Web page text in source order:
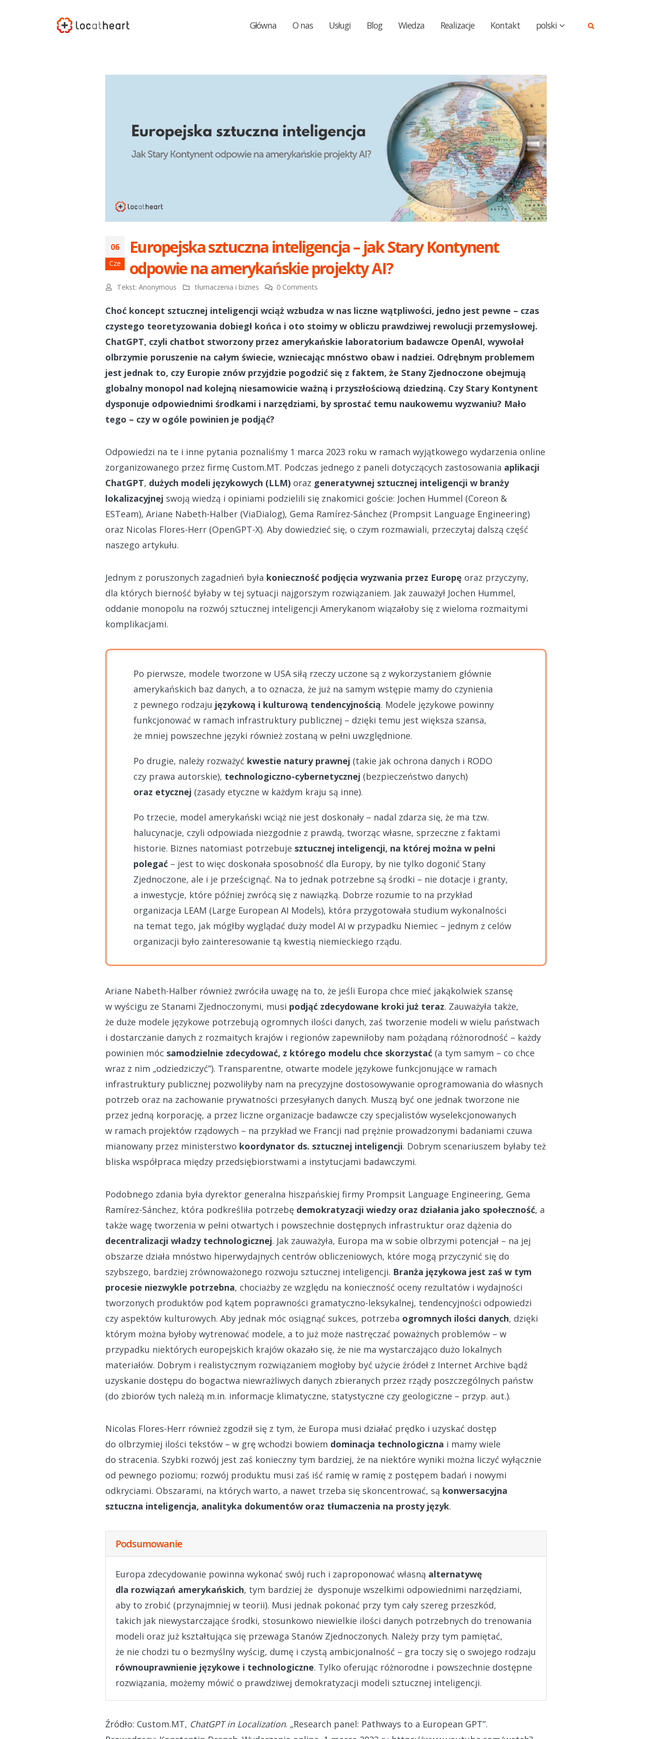
Główna O nas Usługi Blog Wiedza Realizacje Kontakt polski
06
Cze
Europejska sztuczna inteligencja – jak Stary Kontynent
odpowie na amerykańskie projekty AI?
Tekst:Anonymous tłumaczenia i biznes 0 Comments
Choć koncept sztucznej inteligencji wciąż wzbudza w nas liczne wątpliwości, jedno jest pewne – czas
czystego teoretyzowania dobiegł końca i oto stoimy w obliczu prawdziwej rewolucji przemysłowej.
ChatGPT, czyli chatbot stworzony przez amerykańskie laboratorium badawcze OpenAI, wywołał
olbrzymie poruszenie na całym świecie, wzniecając mnóstwo obaw i nadziei. Odrębnym problemem
jest jednak to, czy Europie znów przyjdzie pogodzić się z faktem, że Stany Zjednoczone obejmują
globalny monopol nad kolejną niesamowicie ważną i przyszłościową dziedziną. Czy Stary Kontynent
dysponuje odpowiednimi środkami i narzędziami, by sprostać temu naukowemu wyzwaniu? Mało
tego – czy w ogóle powinien je podjąć?
Odpowiedzi na te i inne pytania poznaliśmy 1 marca 2023 roku w ramach wyjątkowego wydarzenia online
zorganizowanego przez firmę Custom.MT. Podczas jednego z paneli dotyczących zastosowania aplikacji
ChatGPT, dużych modeli językowych (LLM) oraz generatywnej sztucznej inteligencji w branży
lokalizacyjnej swoją wiedzą i opiniami podzielili się znakomici goście: Jochen Hummel (Coreon &
ESTeam), Ariane Nabeth-Halber (ViaDialog), Gema Ramírez-Sánchez (Prompsit Language Engineering)
oraz Nicolas Flores-Herr (OpenGPT-X). Aby dowiedzieć się, o czym rozmawiali, przeczytaj dalszą część
naszego artykułu.
Jednym z poruszonych zagadnień była konieczność podjęcia wyzwania przez Europę oraz przyczyny,
dla których bierność byłaby w tej sytuacji najgorszym rozwiązaniem. Jak zauważył Jochen Hummel,
oddanie monopolu na rozwój sztucznej inteligencji Amerykanom wiązałoby się z wieloma rozmaitymi
komplikacjami.
Po pierwsze, modele tworzone w USA siłą rzeczy uczone są z wykorzystaniem głównie
amerykańskich baz danych, a to oznacza, że już na samym wstępie mamy do czynienia
z pewnego rodzaju językową i kulturową tendencyjnością. Modele językowe powinny
funkcjonować w ramach infrastruktury publicznej – dzięki temu jest większa szansa,
że mniej powszechne języki również zostaną w pełni uwzględnione.
Po drugie, należy rozważyć kwestie natury prawnej (takie jak ochrona danych i RODO
czy prawa autorskie), technologiczno-cybernetycznej (bezpieczeństwo danych)
oraz etycznej (zasady etyczne w każdym kraju są inne).
Po trzecie, model amerykański wciąż nie jest doskonały – nadal zdarza się, że ma tzw.
halucynacje, czyli odpowiada niezgodnie z prawdą, tworząc własne, sprzeczne z faktami
historie. Biznes natomiast potrzebuje sztucznej inteligencji, na której można w pełni
polegać – jest to więc doskonała sposobność dla Europy, by nie tylko dogonić Stany
Zjednoczone, ale i je prześcignąć. Na to jednak potrzebne są środki – nie dotacje i granty,
a inwestycje, które później zwrócą się z nawiązką. Dobrze rozumie to na przykład
organizacja LEAM (Large European AI Models), która przygotowała studium wykonalności
na temat tego, jak mógłby wyglądać duży model AI w przypadku Niemiec – jednym z celów
organizacji było zainteresowanie tą kwestią niemieckiego rządu.
Ariane Nabeth-Halber również zwróciła uwagę na to, że jeśli Europa chce mieć jakąkolwiek szansę
w wyścigu ze Stanami Zjednoczonymi, musi podjąć zdecydowane kroki już teraz. Zauważyła także,
że duże modele językowe potrzebują ogromnych ilości danych, zaś tworzenie modeli w wielu państwach
i dostarczanie danych z rozmaitych krajów i regionów zapewniłoby nam pożądaną różnorodność – każdy
powinien móc samodzielnie zdecydować, z którego modelu chce skorzystać (a tym samym – co chce
wraz z nim „odziedziczyć”). Transparentne, otwarte modele językowe funkcjonujące w ramach
infrastruktury publicznej pozwoliłyby nam na precyzyjne dostosowywanie oprogramowania do własnych
potrzeb oraz na zachowanie prywatności przesyłanych danych. Muszą być one jednak tworzone nie
przez jedną korporację, a przez liczne organizacje badawcze czy specjalistów wyselekcjonowanych
w ramach projektów rządowych – na przykład we Francji nad prężnie prowadzonymi badaniami czuwa
mianowany przez ministerstwo koordynator ds. sztucznej inteligencji. Dobrym scenariuszem byłaby też
bliska współpraca między przedsiębiorstwami a instytucjami badawczymi.
Podobnego zdania była dyrektor generalna hiszpańskiej firmy Prompsit Language Engineering, Gema
Ramírez-Sánchez, która podkreśliła potrzebę demokratyzacji wiedzy oraz działania jako społeczność, a
także wagę tworzenia w pełni otwartych i powszechnie dostępnych infrastruktur oraz dążenia do
decentralizacji władzy technologicznej. Jak zauważyła, Europa ma w sobie olbrzymi potencjał – na jej
obszarze działa mnóstwo hiperwydajnych centrów obliczeniowych, które mogą przyczynić się do
szybszego, bardziej zrównoważonego rozwoju sztucznej inteligencji. Branża językowa jest zaś w tym
procesie niezwykle potrzebna, chociażby ze względu na konieczność oceny rezultatów i wydajności
tworzonych produktów pod kątem poprawności gramatyczno-leksykalnej, tendencyjności odpowiedzi
czy aspektów kulturowych. Aby jednak móc osiągnąć sukces, potrzeba ogromnych ilości danych, dzięki
którym można byłoby wytrenować modele, a to już może nastręczać poważnych problemów – w
przypadku niektórych europejskich krajów okazało się, że nie ma wystarczająco dużo lokalnych
materiałów. Dobrym i realistycznym rozwiązaniem mogłoby być użycie źródeł z Internet Archive bądź
uzyskanie dostępu do bogactwa niewrażliwych danych zbieranych przez rządy poszczególnych państw
(do zbiorów tych należą m.in. informacje klimatyczne, statystyczne czy geologiczne – przyp. aut.).
Nicolas Flores-Herr również zgodził się z tym, że Europa musi działać prędko i uzyskać dostęp
do olbrzymiej ilości tekstów – w grę wchodzi bowiem dominacja technologiczna i mamy wiele
do stracenia. Szybki rozwój jest zaś konieczny tym bardziej, że na niektóre wyniki można liczyć wyłącznie
od pewnego poziomu; rozwój produktu musi zaś iść ramię w ramię z postępem badań i nowymi
odkryciami. Obszarami, na których warto, a nawet trzeba się skoncentrować, są konwersacyjna
sztuczna inteligencja, analityka dokumentów oraz tłumaczenia na prosty język.
Podsumowanie
Europa zdecydowanie powinna wykonać swój ruch i zaproponować własną alternatywę
dla rozwiązań amerykańskich, tym bardziej że dysponuje wszelkimi odpowiednimi narzędziami,
aby to zrobić (przynajmniej w teorii). Musi jednak pokonać przy tym cały szereg przeszkód,
takich jak niewystarczające środki, stosunkowo niewielkie ilości danych potrzebnych do trenowania
modeli oraz już kształtująca się przewaga Stanów Zjednoczonych. Należy przy tym pamiętać,
że nie chodzi tu o bezmyślny wyścig, dumę i czystą ambicjonalność – gra toczy się o swojego rodzaju
równouprawnienie językowe i technologiczne. Tylko oferując różnorodne i powszechnie dostępne
rozwiązania, możemy mówić o prawdziwej demokratyzacji modeli sztucznej inteligencji.
Źródło: Custom.MT, ChatGPT in Localization. „Research panel: Pathways to a European GPT”.